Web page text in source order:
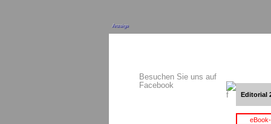
Anzeige
Besuchen Sie uns auf
Facebook
Editorial